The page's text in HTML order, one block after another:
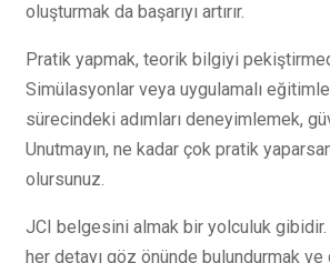
oluşturmak da başarıyı artırır.
Pratik yapmak, teorik bilgiyi
Simülasyonlar veya uygulamalı
sürecindeki adımları deneyimlemek,
Unutmayın, ne kadar çok pratik
olursunuz.
JCI belgesini almak bir yolculuk gibidir.
her detayı göz önünde bulundurmak